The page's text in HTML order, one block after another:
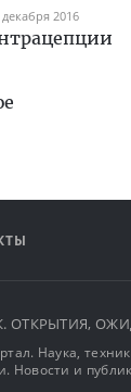
2016
ОТКРЫТИЯ,
Наука,
Новости и